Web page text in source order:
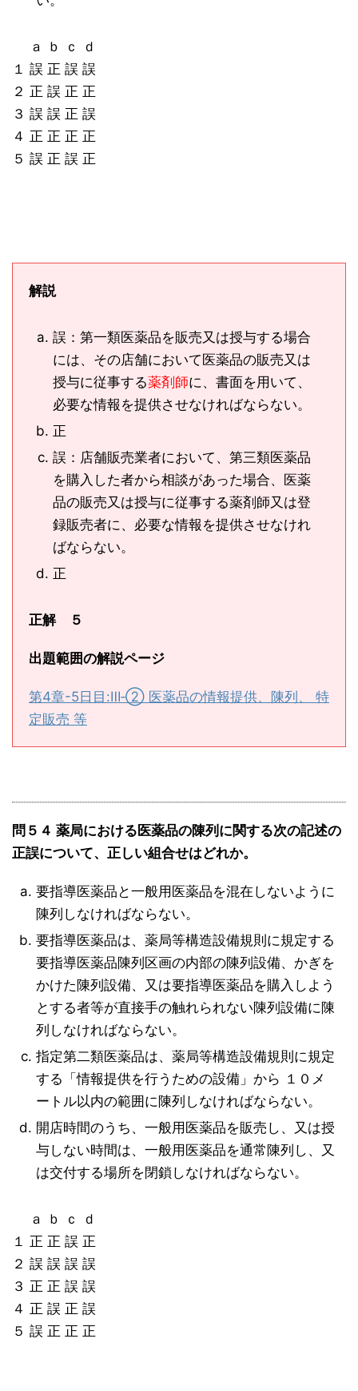
ａ ｂ ｃ ｄ
１ 誤 正 誤 誤
２ 正 誤 正 正
３ 誤 誤 正 誤
４ 正 正 正 正
５ 誤 正 誤 正
解説
誤：第一類医薬品を販売又は授与する場合
には、その店舗において医薬品の販売又は
授与に従事する薬剤師に、書面を用いて、
必要な情報を提供させなければならない。
正
誤：店舗販売業者において、第三類医薬品
を購入した者から相談があった場合、医薬
品の販売又は授与に従事する薬剤師又は登
録販売者に、必要な情報を提供させなけれ
ばならない。
正
正解 ５
出題範囲の解説ページ
第4章-5日目:Ⅲ‐② 医薬品の情報提供、陳列、 特
定販売 等
問５４ 薬局における医薬品の陳列に関する次の記述の
正誤について、正しい組合せはどれか。
要指導医薬品と一般用医薬品を混在しないように
陳列しなければならない。
要指導医薬品は、薬局等構造設備規則に規定する
要指導医薬品陳列区画の内部の陳列設備、かぎを
かけた陳列設備、又は要指導医薬品を購入しよう
とする者等が直接手の触れられない陳列設備に陳
列しなければならない。
指定第二類医薬品は、薬局等構造設備規則に規定
する「情報提供を行うための設備」から １０メ
ートル以内の範囲に陳列しなければならない。
開店時間のうち、一般用医薬品を販売し、又は授
与しない時間は、一般用医薬品を通常陳列し、又
は交付する場所を閉鎖しなければならない。
ａ ｂ ｃ ｄ
１ 正 正 誤 正
２ 誤 誤 誤 誤
３ 正 正 誤 誤
４ 正 誤 正 誤
５ 誤 正 正 正